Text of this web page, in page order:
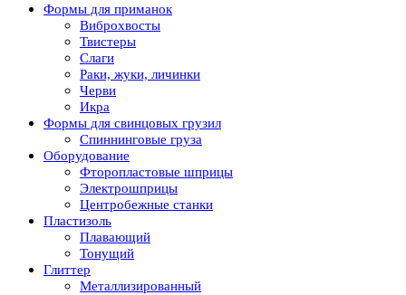
Формы для приманок
Виброхвосты
Твистеры
Слаги
Раки, жуки, личинки
Черви
Икра
Формы для свинцовых грузил
Спиннинговые груза
Оборудование
Фторопластовые шприцы
Электрошприцы
Центробежные станки
Пластизоль
Плавающий
Тонущий
Глиттер
Металлизированный